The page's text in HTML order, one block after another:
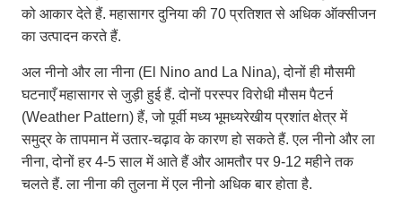
को आकार देते हैं. महासागर दुनिया की 70 प्रतिशत से अधिक ऑक्सीजन
का उत्पादन करते हैं.
अल नीनो और ला नीना (El Nino and La Nina), दोनों ही मौसमी
घटनाएँ महासागर से जुड़ी हुई हैं. दोनों परस्पर विरोधी मौसम पैटर्न
(Weather Pattern) हैं, जो पूर्वी मध्य भूमध्यरेखीय प्रशांत क्षेत्र में
समुद्र के तापमान में उतार-चढ़ाव के कारण हो सकते हैं. एल नीनो और ला
नीना, दोनों हर 4-5 साल में आते हैं और आमतौर पर 9-12 महीने तक
चलते हैं. ला नीना की तुलना में एल नीनो अधिक बार होता है.